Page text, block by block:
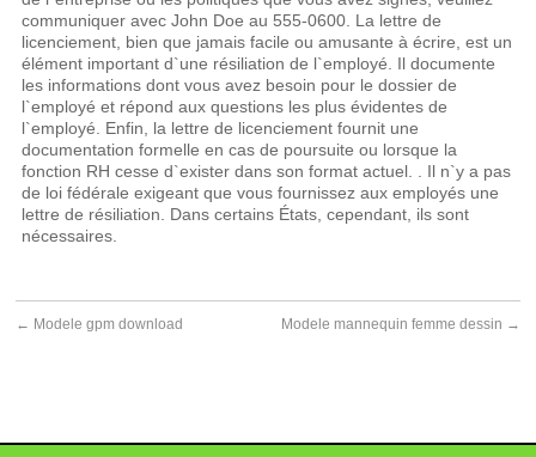
communiquer avec John Doe au 555-0600. La lettre de
licenciement, bien que jamais facile ou amusante à écrire, est un
élément important d`une résiliation de l`employé. Il documente
les informations dont vous avez besoin pour le dossier de
l`employé et répond aux questions les plus évidentes de
l`employé. Enfin, la lettre de licenciement fournit une
documentation formelle en cas de poursuite ou lorsque la
fonction RH cesse d`exister dans son format actuel. . Il n`y a pas
de loi fédérale exigeant que vous fournissez aux employés une
lettre de résiliation. Dans certains États, cependant, ils sont
nécessaires.
← Modele gpm download Modele mannequin femme dessin →